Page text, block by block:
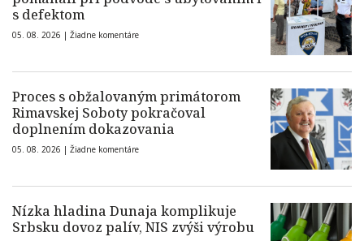
s defektom
05. 08. 2026 | Žiadne komentáre
Proces s obžalovaným primátorom
Rimavskej Soboty pokračoval
doplnením dokazovania
05. 08. 2026 | Žiadne komentáre
Nízka hladina Dunaja komplikuje
Srbsku dovoz palív, NIS zvýši výrobu